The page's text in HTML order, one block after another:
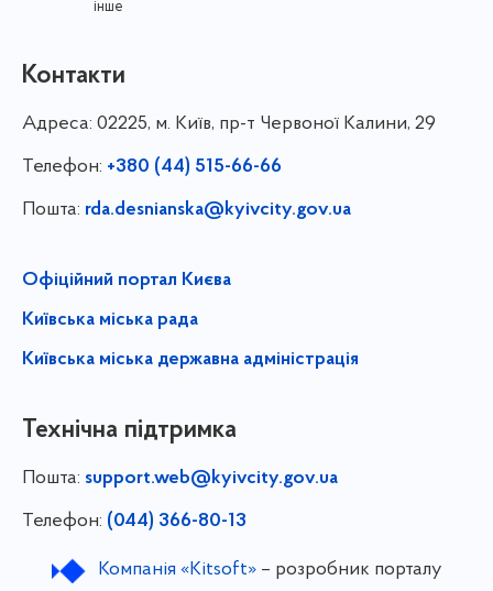
інше
Контакти
Адреса: 02225, м. Київ, пр-т Червоної Калини, 29
Телефон: +380 (44) 515-66-66
Пошта: rda.desnianska@kyivcity.gov.ua
Офіційний портал Києва
Київська міська рада
Київська міська державна адміністрація
Технічна підтримка
Пошта: support.web@kyivcity.gov.ua
Телефон: (044) 366-80-13
Компанія «Kitsoft»– розробник порталу